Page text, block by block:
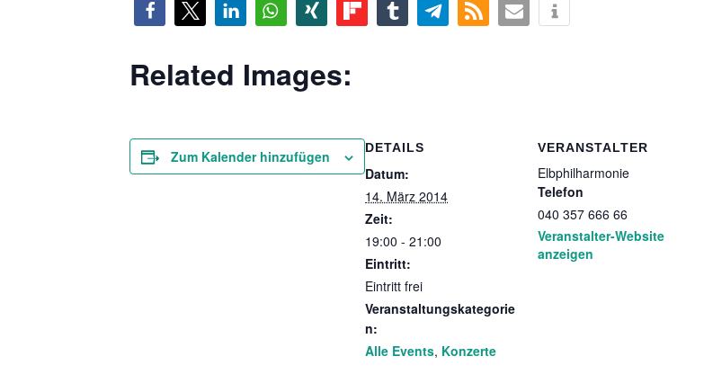
Related Images:
Zum Kalender hinzufügen DETAILS
Datum:
14. März 2014
Zeit:
19:00 - 21:00
Eintritt:
Eintritt frei
Veranstaltungskategorie
n:
Alle Events, Konzerte
VERANSTALTER
Elbphilharmonie
Telefon
040 357 666 66
Veranstalter-Website
anzeigen